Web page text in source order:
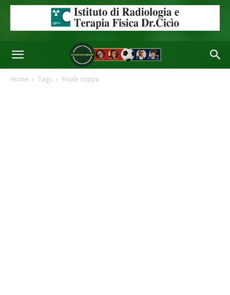
Home Tags Finale coppa